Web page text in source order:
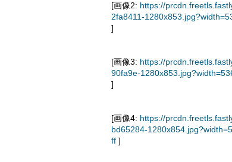
[画像2: https://
2fa8411-
]
[画像3: https://
90fa9e-
]
[画像4: https://
bd65284-
ff ]